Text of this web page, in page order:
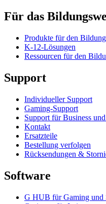
Für das
Produkte für den
K-12-Lösungen
Ressourcen für den
Support
Individueller Support
Gaming-Support
Support für Business
Kontakt
Ersatzteile
Bestellung verfolgen
Rücksendungen &
Software
G HUB für Gaming und